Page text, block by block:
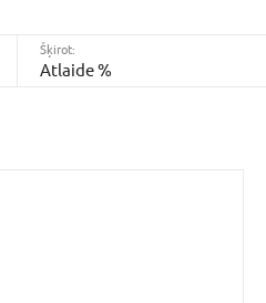
Šķirot:
Atlaide %